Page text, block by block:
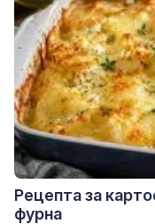
Рецепта за
фурна